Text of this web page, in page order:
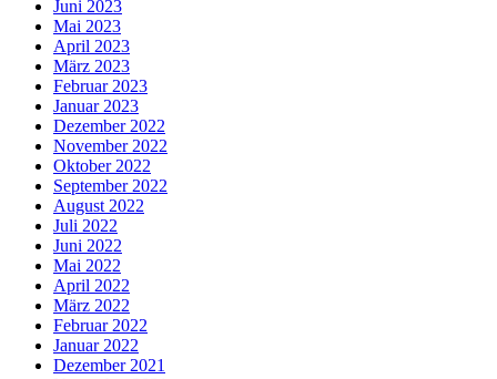
Juni 2023
Mai 2023
April 2023
März 2023
Februar 2023
Januar 2023
Dezember 2022
November 2022
Oktober 2022
September 2022
August 2022
Juli 2022
Juni 2022
Mai 2022
April 2022
März 2022
Februar 2022
Januar 2022
Dezember 2021